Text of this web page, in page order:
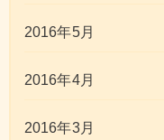
2016年5月
2016年4月
2016年3月